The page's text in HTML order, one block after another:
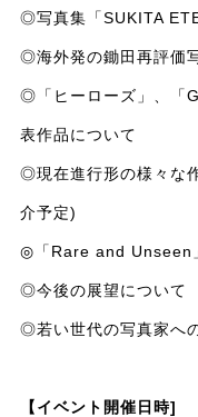
◎写真集「SUKITA
◎海外発の鋤田再評価
◎「ヒーローズ」、「
表作品について
◎現在進行形の様々な
介予定)
◎「Rare and Unseen
◎今後の展望について
◎若い世代の写真家
【イベント開催日時]